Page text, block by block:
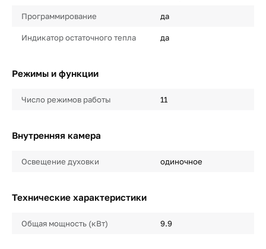
Программирование да
Индикатор остаточного тепла да
Режимы и функции
Число режимов работы 11
Внутренняя камера
Освещение духовки одиночное
Технические характеристики
Общая мощность (кВт) 9.9